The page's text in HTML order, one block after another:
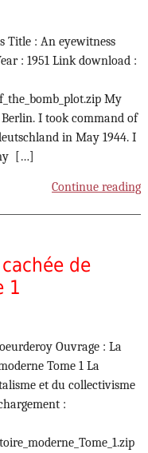
Title : An eyewitness
: 1951 Link download :
My
I took command of
in May 1944. I
[…]
Continue reading
de
1
Ouvrage : La
Tome 1 La
et du collectivisme
: